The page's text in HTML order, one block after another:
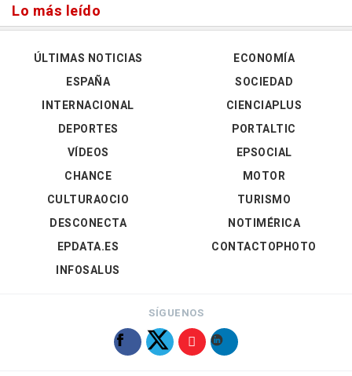
Lo más leído
ÚLTIMAS NOTICIAS
ESPAÑA
INTERNACIONAL
DEPORTES
VÍDEOS
ECONOMÍA
SOCIEDAD
CIENCIAPLUS
PORTALTIC
EPSOCIAL
CHANCE
CULTURAOCIO
DESCONECTA
EPDATA.ES
INFOSALUS
MOTOR
TURISMO
NOTIMÉRICA
CONTACTOPHOTO
SÍGUENOS